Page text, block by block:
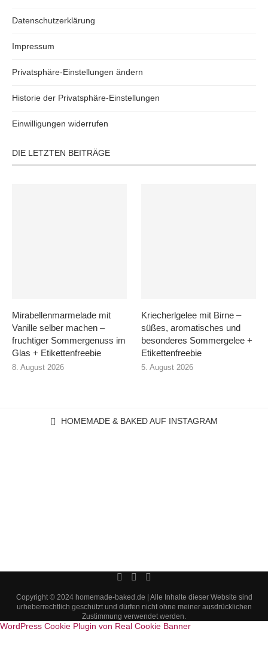
Datenschutzerklärung
Impressum
Privatsphäre-Einstellungen ändern
Historie der Privatsphäre-Einstellungen
Einwilligungen widerrufen
DIE LETZTEN BEITRÄGE
Mirabellenmarmelade mit
Vanille selber machen –
fruchtiger Sommergenuss im
Glas + Etikettenfreebie
8. August 2026
Kriecherlgelee mit Birne –
süßes, aromatisches und
besonderes Sommergelee +
Etikettenfreebie
5. August 2026
HOMEMADE & BAKED AUF INSTAGRAM
Copyright © 2024 homemade-baked.de | Alle Inhalte dieser Website sind
urheberrechtlich geschützt und dürfen nicht ohne meiner ausdrücklichen
Zustimmung verwendet werden.
WordPress Cookie Plugin von Real Cookie Banner